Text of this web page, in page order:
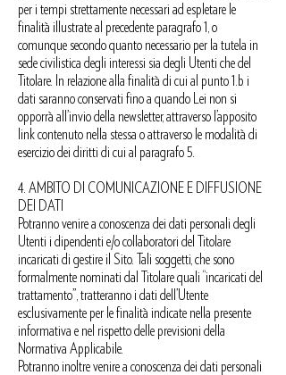
per i tempi strettamente necessari ad espletare le
finalità illustrate al precedente paragrafo 1, o
comunque secondo quanto necessario per la tutela in
sede civilistica degli interessi sia degli Utenti che del
Titolare. In relazione alla finalità di cui al punto 1.b i
dati saranno conservati fino a quando Lei non si
opporrà all’invio della newsletter, attraverso l’apposito
link contenuto nella stessa o attraverso le modalità di
esercizio dei diritti di cui al paragrafo 5.
4. AMBITO DI COMUNICAZIONE E DIFFUSIONE
DEI DATI
Potranno venire a conoscenza dei dati personali degli
Utenti i dipendenti e/o collaboratori del Titolare
incaricati di gestire il Sito. Tali soggetti, che sono
formalmente nominati dal Titolare quali “incaricati del
trattamento”, tratteranno i dati dell’Utente
esclusivamente per le finalità indicate nella presente
informativa e nel rispetto delle previsioni della
Normativa Applicabile.
Potranno inoltre venire a conoscenza dei dati personali